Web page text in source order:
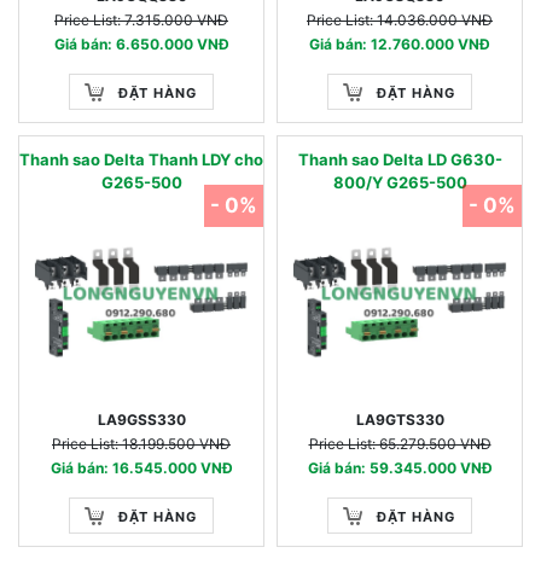
Price List: 7.315.000 VNĐ
Giá bán: 6.650.000 VNĐ
ĐẶT HÀNG
Price List: 14.036.000 VNĐ
Giá bán: 12.760.000 VNĐ
ĐẶT HÀNG
Thanh sao Delta Thanh LDY cho
G265-500
LA9GSS330
Price List: 18.199.500 VNĐ
Giá bán: 16.545.000 VNĐ
ĐẶT HÀNG
- 0%
Thanh sao Delta LD G630-
800/Y G265-500
LA9GTS330
Price List: 65.279.500 VNĐ
Giá bán: 59.345.000 VNĐ
ĐẶT HÀNG
- 0%